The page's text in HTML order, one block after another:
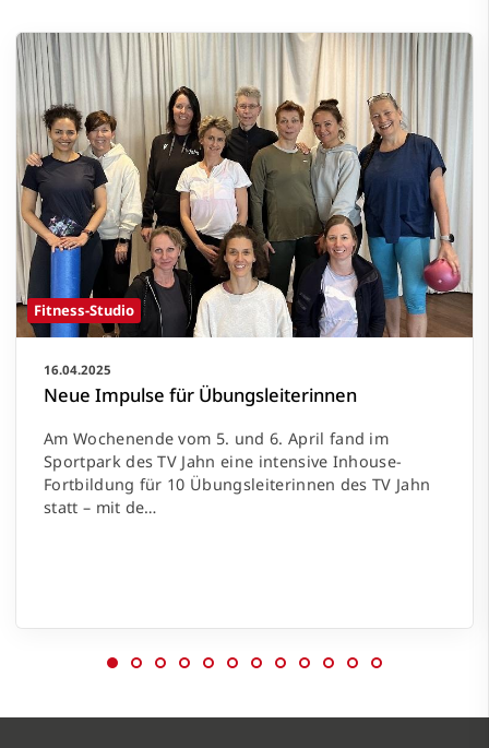
Fitness-Studio
16.04.2025
Neue Impulse für Übungsleiterinnen
Am Wochenende vom 5. und 6. April fand im
Sportpark des TV Jahn eine intensive Inhouse-
Fortbildung für 10 Übungsleiterinnen des TV Jahn
statt – mit de…